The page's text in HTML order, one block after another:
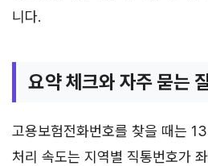
니다.
요약 체크와 자주 묻는
고용보험전화번호를 찾을 때는
처리 속도는 지역별 직통번호가